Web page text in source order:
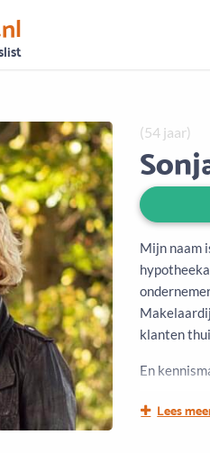
zijn gecontroleerd
(54 jaar)
Mijn naam
klanten
En
Groeten
Lees